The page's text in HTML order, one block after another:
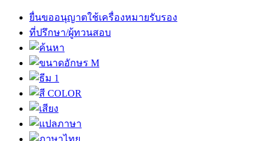
ยื่นขออนุญาตใช้เครื่องหมายรับรอง
ที่ปรึกษา/ผู้ทวนสอบ